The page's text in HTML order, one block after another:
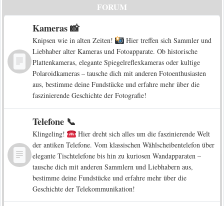
FORUM
Kameras 📸
Knipsen wie in alten Zeiten!
Hier treffen sich Sammler und
Liebhaber alter Kameras und Fotoapparate. Ob historische
Plattenkameras, elegante Spiegelreflexkameras oder kultige
Polaroidkameras – tausche dich mit anderen Fotoenthusiasten
aus, bestimme deine Fundstücke und erfahre mehr über die
faszinierende Geschichte der Fotografie!
Telefone 📞
Klingeling!
Hier dreht sich alles um die faszinierende Welt
der antiken Telefone. Vom klassischen Wählscheibentelefon über
elegante Tischtelefone bis hin zu kuriosen Wandapparaten –
tausche dich mit anderen Sammlern und Liebhabern aus,
bestimme deine Fundstücke und erfahre mehr über die
Geschichte der Telekommunikation!